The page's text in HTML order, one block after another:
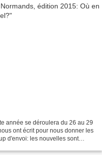
année se déroulera du 26 au 29
ont écrit pour nous donner les
d'envoi: les nouvelles sont